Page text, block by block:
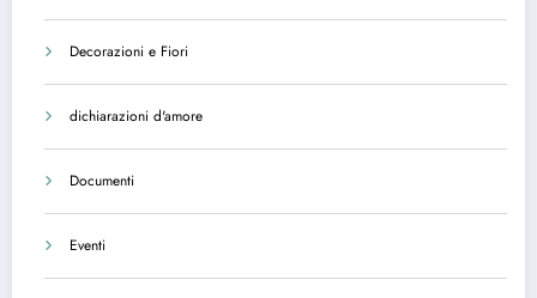
Decorazioni e Fiori
dichiarazioni d'amore
Documenti
Eventi